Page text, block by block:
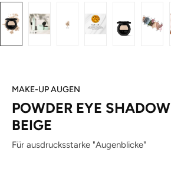
MAKE-UP AUGEN
POWDER EYE SHADOW
BEIGE
Für ausdrucksstarke "Augenblicke"